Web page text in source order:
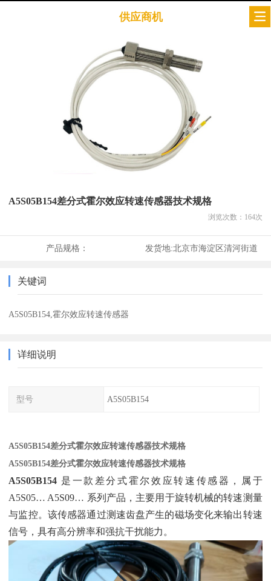
供应商机
A5S05B154差分式霍尔效应转速传感器技术规格
浏览次数： 164次
产品规格： 发货地:北京市海淀区清河街道
关键词
A5S05B154,霍尔效应转速传感器
详细说明
型号 A5S05B154
A5S05B154差分式霍尔效应转速传感器技术规格
A5S05B154差分式霍尔效应转速传感器技术规格
A5S05B154 ‌ 是一款差分式霍尔效应转速传感器，属于
A5S05… A5S09… 系列产品，主要用于旋转机械的转速测量
与监控。该传感器通过测速齿盘产生的磁场变化来输出转速
信号，具有高分辨率和强抗干扰能力。